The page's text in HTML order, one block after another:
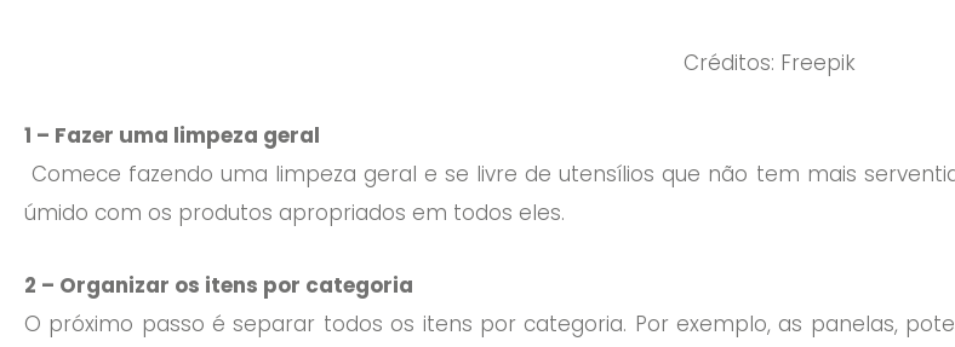
Créditos: Freepik
1 – Fazer uma limpeza geral
Comece fazendo uma limpeza geral e se livre de utensílios que não tem mais
úmido com os produtos apropriados em todos eles.
2 – Organizar os itens por categoria
O próximo passo é separar todos os itens por categoria. Por exemplo, as panelas,